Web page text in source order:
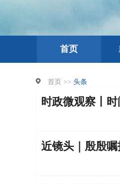
首页
首页 >> 头条
时政微观察丨
近镜头｜殷殷